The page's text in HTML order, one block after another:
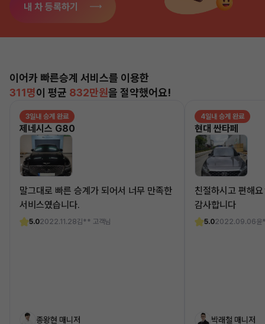
내 차 등록하기
이어카 빠른승계 서비스를 이용한
311명이 평균 832만원을 절약했어요!
3일내 승계 완료
제네시스 G80
말그대로 빠른 승계가 되어서 너무 만족한
서비스였습니다.
5.02022.11.28김** 고객님
종왕현 매니저
4일내 승계 완료
현대 싼타페
친절하시고 편해
감사합니다
5.02022.09.06윤
박래철 매니저